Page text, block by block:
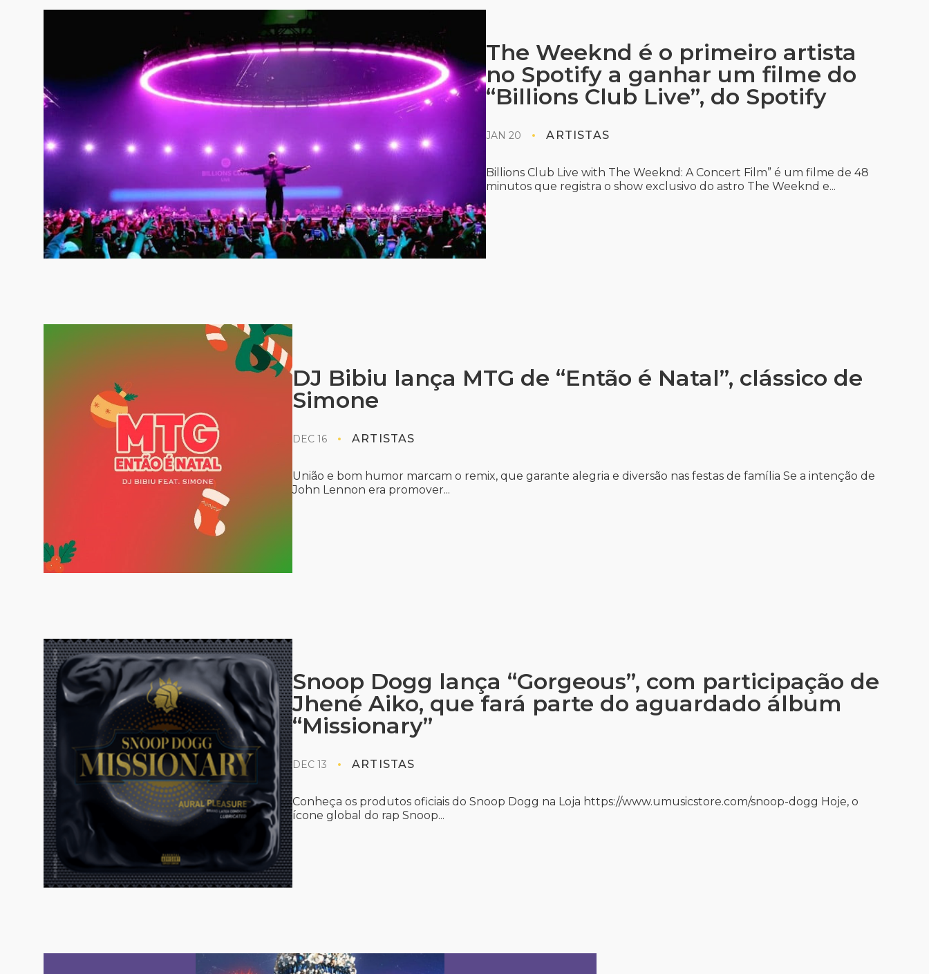
The Weeknd é o primeiro artista
no Spotify a ganhar um filme do
“Billions Club Live”, do Spotify
JAN 20 ARTISTAS
Billions Club Live with The Weeknd: A Concert Film” é um filme de 48
minutos que registra o show exclusivo do astro The Weeknd e...
DJ Bibiu lança MTG de “Então é Natal”, clássico de
Simone
DEC 16 ARTISTAS
União e bom humor marcam o remix, que garante alegria e diversão nas festas de família Se a intenção de
John Lennon era promover...
Snoop Dogg lança “Gorgeous”, com participação de
Jhené Aiko, que fará parte do aguardado álbum
“Missionary”
DEC 13 ARTISTAS
Conheça os produtos oficiais do Snoop Dogg na Loja https://www.umusicstore.com/snoop-dogg Hoje, o
ícone global do rap Snoop...